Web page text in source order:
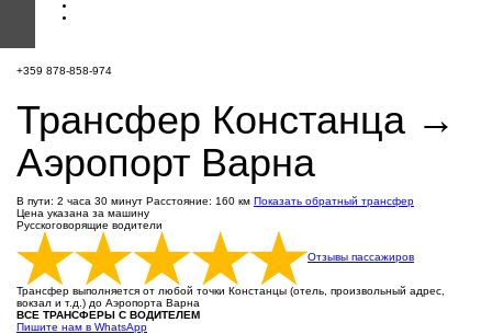
+359 878-858-974
Трансфер Констанца →
Аэропорт Варна
В пути: 2 часа 30 минут Расстояние: 160 км Показать обратный трансфер
Цена указана за машину
Русскоговорящие водители
Отзывы пассажиров
Трансфер выполняется от любой точки Констанцы (отель, произвольный адрес,
вокзал и т.д.) до Аэропорта Варна
ВСЕ ТРАНСФЕРЫ С ВОДИТЕЛЕМ
Пишите нам в WhatsApp